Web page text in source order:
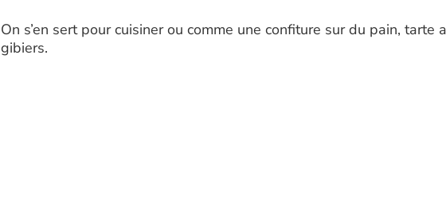
On s’en sert pour cuisiner ou comme une confiture sur du pain, tarte
gibiers.